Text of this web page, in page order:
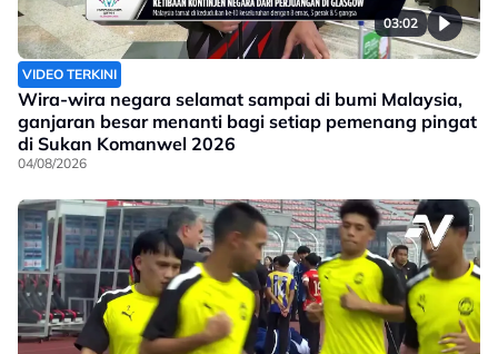
03:02
VIDEO TERKINI
Wira-wira negara selamat sampai di bumi Malaysia,
ganjaran besar menanti bagi setiap pemenang pingat
di Sukan Komanwel 2026
04/08/2026